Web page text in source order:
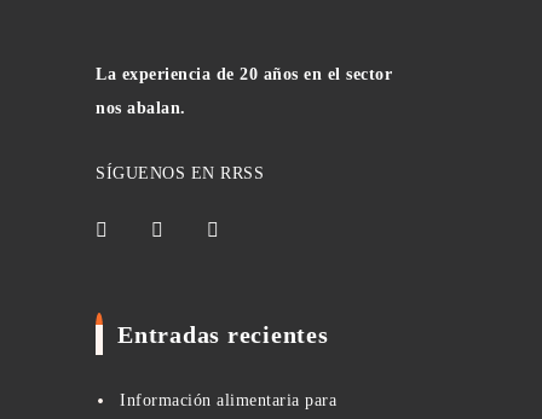
La experiencia de 20 años en el sector
nos abalan.
SÍGUENOS EN RRSS
Entradas recientes
Información alimentaria para